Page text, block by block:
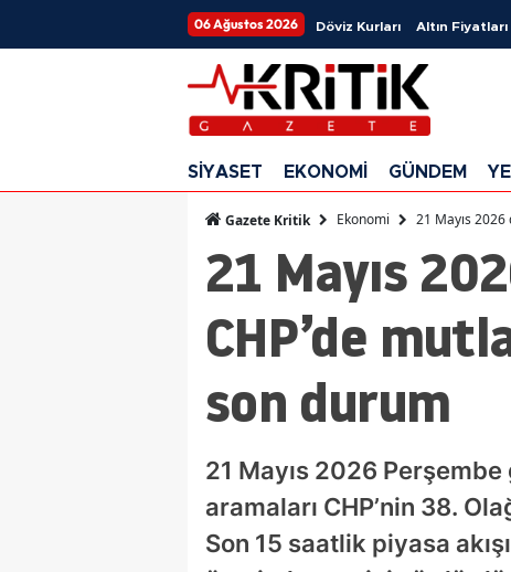
06 Ağustos 2026 Döviz Kurları Altın Fiyatları
SİYASET EKONOMİ GÜNDEM
Gazete Kritik Ekonomi 21 Mayıs
21 Mayıs
CHP’de
son durum
21 Mayıs 2026 Perşembe
aramaları CHP’nin 38.
Son 15 saatlik piyasa